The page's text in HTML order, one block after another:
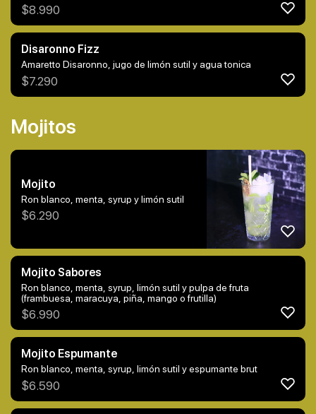
$8.990
Disaronno Fizz
Amaretto Disaronno, jugo de limón sutil y agua tonica
$7.290
Mojitos
Mojito
Ron blanco, menta, syrup y limón sutil
$6.290
Mojito Sabores
Ron blanco, menta, syrup, limón sutil y pulpa de fruta
(frambuesa, maracuya, piña, mango o frutilla)
$6.990
Mojito Espumante
Ron blanco, menta, syrup, limón sutil y espumante brut
$6.590